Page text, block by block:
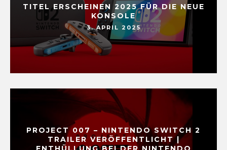
TITEL ERSCHEINEN 2025 FÜR DIE NEUE
KONSOLE
3. APRIL 2025
PROJECT 007 – NINTENDO SWITCH 2
TRAILER VERÖFFENTLICHT |